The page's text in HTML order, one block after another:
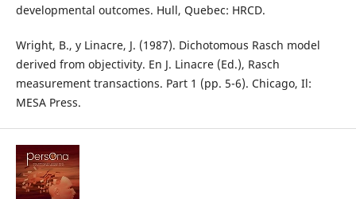
developmental outcomes. Hull, Quebec: HRCD.
Wright, B., y Linacre, J. (1987). Dichotomous Rasch model
derived from objectivity. En J. Linacre (Ed.), Rasch
measurement transactions. Part 1 (pp. 5-6). Chicago, Il:
MESA Press.